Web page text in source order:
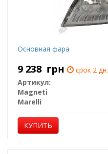
Основная фара
9 238 грн
срок 2 дн.
Артикул:
Magneti
Marelli
КУПИТЬ